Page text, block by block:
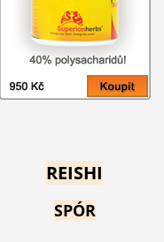
REISHI
SPÓR